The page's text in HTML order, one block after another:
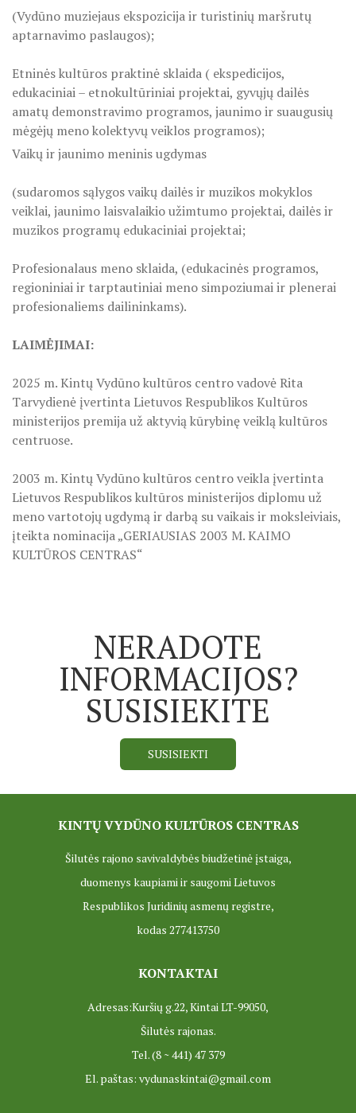
ES PROJEKTAS GENIUS LOCI. Vydūno šviesos festivalio
ES PROJEKTAS GENIUS LOCI. Įrengtas Vydūno šviesos
ES PROJEKTAS GENIUS LOCI. Įrengtas kiemo apšvietimas
ES projektas GENIUS LOCI. Audio gidas muziejuje
ES projektas GENIUS LOCI. Atnaujinta interneto svetainė
ES projektas GENIUS LOCI. Rengiamos kiemo edukacinės
ES projektas GENIUS LOCI. Partnerių susitikimas
ES Projektas GENIUS LOCI. Tarptautinis muziejų projektas
(Vydūno muziejaus ekspozicija ir turistinių maršrutų
aptarnavimo paslaugos);
Etninės kultūros praktinė sklaida ( ekspedicijos,
edukaciniai – etnokultūriniai projektai, gyvųjų dailės
amatų demonstravimo programos, jaunimo ir suaugusių
mėgėjų meno kolektyvų veiklos programos);
Vaikų ir jaunimo meninis ugdymas
(sudaromos sąlygos vaikų dailės ir muzikos mokyklos
veiklai, jaunimo laisvalaikio užimtumo projektai, dailės ir
muzikos programų edukaciniai projektai;
Profesionalaus meno sklaida, (edukacinės programos,
regioniniai ir tarptautiniai meno simpoziumai ir plenerai
profesionaliems dailininkams).
LAIMĖJIMAI:
2025 m. Kintų Vydūno kultūros centro vadovė Rita
Tarvydienė įvertinta Lietuvos Respublikos Kultūros
ministerijos premija už aktyvią kūrybinę veiklą kultūros
centruose.
2003 m. Kintų Vydūno kultūros centro veikla įvertinta
Lietuvos Respublikos kultūros ministerijos diplomu už
meno vartotojų ugdymą ir darbą su vaikais ir moksleiviais,
įteikta nominacija „GERIAUSIAS 2003 M. KAIMO
KULTŪROS CENTRAS“
NERADOTE
INFORMACIJOS?
SUSISIEKITE
SUSISIEKTI
KINTŲ VYDŪNO KULTŪROS CENTRAS
Šilutės rajono savivaldybės biudžetinė įstaiga,
duomenys kaupiami ir saugomi Lietuvos
Respublikos Juridinių asmenų registre,
kodas 277413750
KONTAKTAI
Adresas:Kuršių g.22, Kintai LT-99050,
Šilutės rajonas.
Tel. (8 ~ 441) 47 379
El. paštas: vydunaskintai@gmail.com